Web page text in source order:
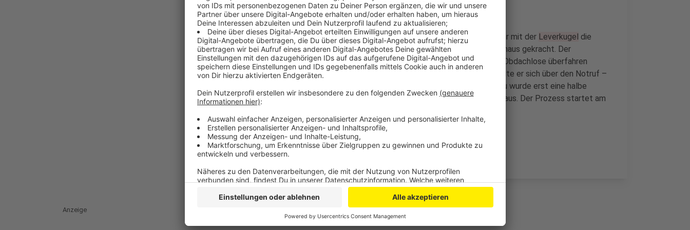
Der damals 26-Jährige hatte nachts Ende Oktober im Kreisverkehr mit der Leverkugel die
Kontrolle über seinen Wagen verloren und war in das Gesundheitshaus gekracht. Der
Angeklagte soll zu schnell gefahren sein und bei dem Unfall eine Obdachlose überfahren
haben. Zunächst war der junge Autofahrer geflüchtet, später stellte er sich über den Notruf –
das hatte die Polizei damals mitgeteilt. Die schwer verletzte Frau wurde erst eine halbe
Stunde nach dem Unfall gefunden – sie starb später im Krankenhaus. Der Prozess startet am
Anzeige
Anzeige